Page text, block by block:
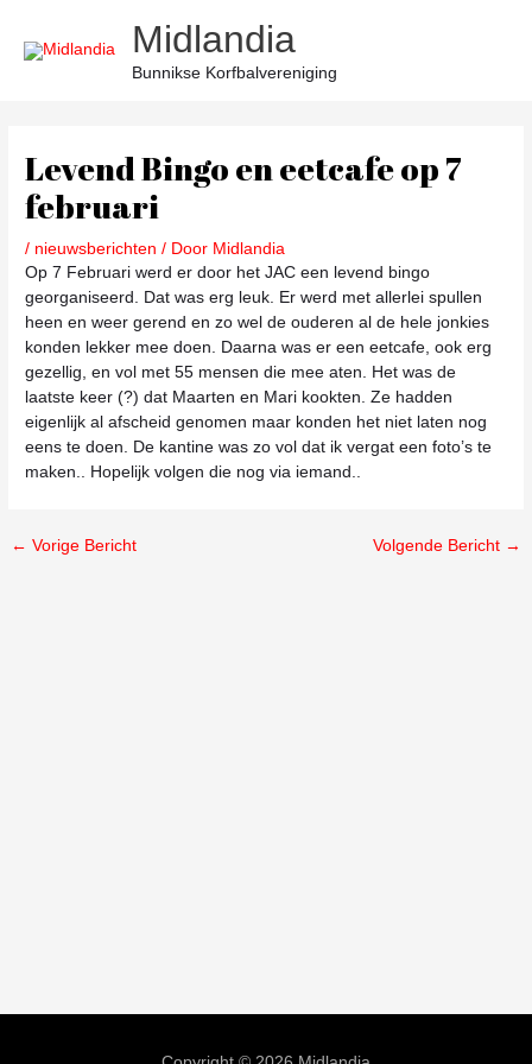
Midlandia
Bunnikse Korfbalvereniging
Levend Bingo en eetcafe op 7
februari
/ nieuwsberichten / Door Midlandia
Op 7 Februari werd er door het JAC een levend bingo
georganiseerd. Dat was erg leuk. Er werd met allerlei spullen
heen en weer gerend en zo wel de ouderen al de hele jonkies
konden lekker mee doen. Daarna was er een eetcafe, ook erg
gezellig, en vol met 55 mensen die mee aten. Het was de
laatste keer (?) dat Maarten en Mari kookten. Ze hadden
eigenlijk al afscheid genomen maar konden het niet laten nog
eens te doen. De kantine was zo vol dat ik vergat een foto’s te
maken.. Hopelijk volgen die nog via iemand..
← Vorige Bericht Volgende Bericht →